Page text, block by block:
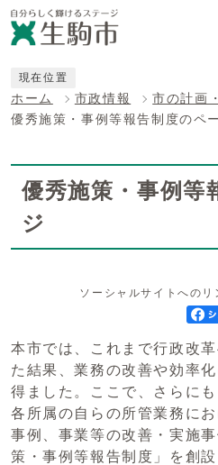
現在位置
ホーム 市政情報 市の計画
優秀施策・事例等報告制度のペ
優秀施策・事例等
ジ
ソーシャルサイトへの
本市では、これまで行政改
た結果、業務の改善や効率
得ました。ここで、さらに
各所属の自らの所管業務に
事例、事業等の改善・実施
策・事例等報告制度」を創